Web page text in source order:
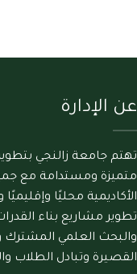
عن الإدارة
تهتم جامعة زالنجي
متميزة ومستدامة مع
الأكاديمية محليًا
تطوير مشاريع بناء
والبحث العلمي المشترك
القصيرة وتبادل الطلاب